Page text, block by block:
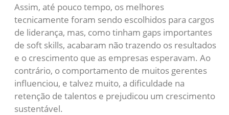
Assim, até pouco tempo, os melhores
tecnicamente foram sendo escolhidos para cargos
de liderança, mas, como tinham gaps importantes
de soft skills, acabaram não trazendo os resultados
e o crescimento que as empresas esperavam. Ao
contrário, o comportamento de muitos gerentes
influenciou, e talvez muito, a dificuldade na
retenção de talentos e prejudicou um crescimento
sustentável.